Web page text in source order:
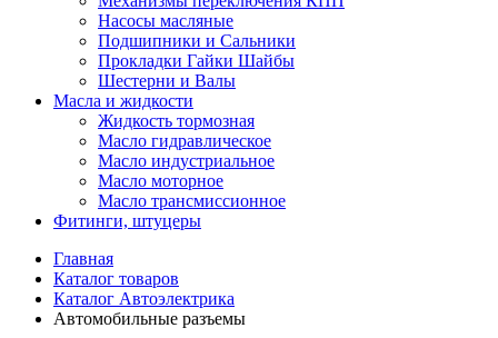
Насосы масляные
Подшипники и Сальники
Прокладки Гайки Шайбы
Шестерни и Валы
Масла и жидкости
Жидкость тормозная
Масло гидравлическое
Масло индустриальное
Масло моторное
Масло трансмиссионное
Фитинги, штуцеры
Главная
Каталог товаров
Каталог Автоэлектрика
Автомобильные разъемы